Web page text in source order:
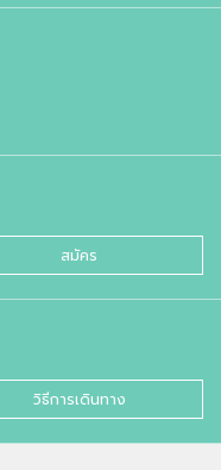
สมัคร
วิธีการเดินทาง